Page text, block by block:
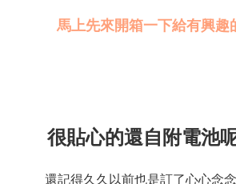
馬上先來開箱一下給有興趣
很貼心的還自附電池
還記得久久以前也是訂了心心念